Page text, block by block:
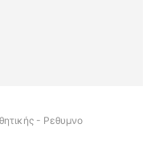
- Ρεθυμνο